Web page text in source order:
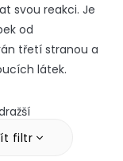
svou reakci. Je
od
třetí stranou a
látek.
filtr